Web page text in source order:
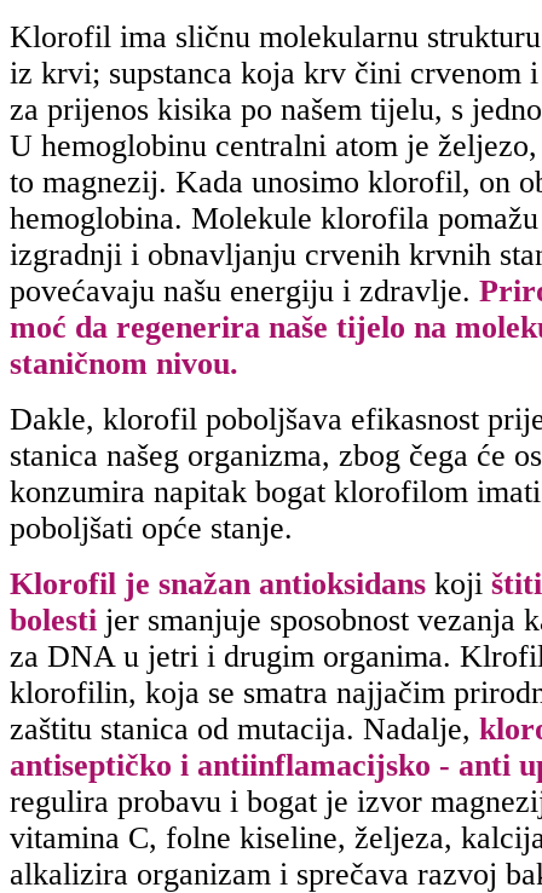
Klorofil ima sličnu molekularnu
iz krvi; supstanca koja krv čini crvenom
za prijenos kisika po našem tijelu, s
U hemoglobinu centralni atom je
to magnezij. Kada unosimo klorofil, on
hemoglobina. Molekule klorofila
izgradnji i obnavljanju crvenih krvnih
povećavaju našu energiju i zdravlje.
moć da regenerira naše tijelo na
staničnom nivou.
Dakle, klorofil poboljšava efikasnost
stanica našeg organizma, zbog čega će
konzumira napitak bogat klorofilom
poboljšati opće stanje.
Klorofil je snažan antioksidans koji
bolesti jer smanjuje sposobnost vezanja
za DNA u jetri i drugim organima.
klorofilin, koja se smatra najjačim
zaštitu stanica od mutacija. Nadalje,
antiseptičko i antiinflamacijsko - anti
regulira probavu i bogat je izvor
vitamina C, folne kiseline, željeza,
alkalizira organizam i sprečava razvoj